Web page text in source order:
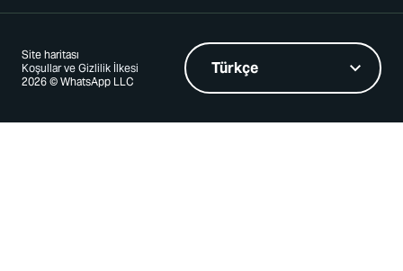
2026 © WhatsApp LLC
Koşullar ve Gizlilik İlkesi
Site haritası